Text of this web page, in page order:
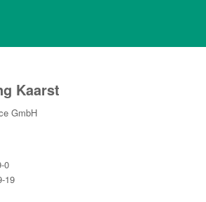
Kaarst
GmbH
0
19